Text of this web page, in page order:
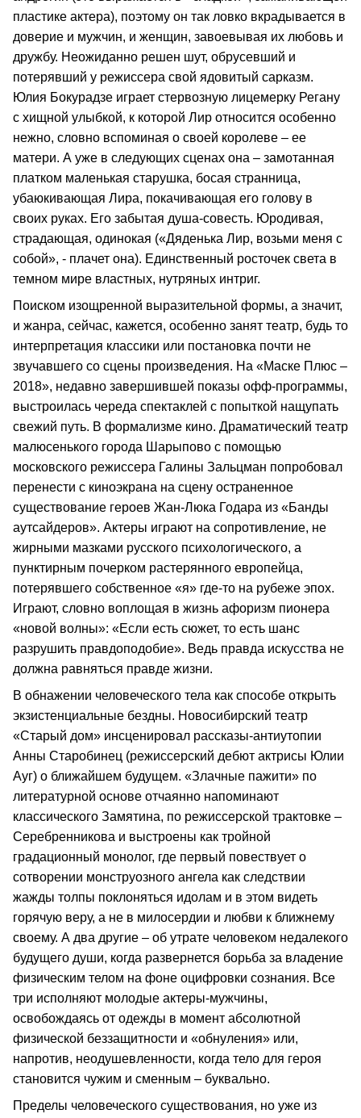
пластике актера), поэтому он так ловко вкрадывается в
доверие и мужчин, и женщин, завоевывая их любовь и
дружбу. Неожиданно решен шут, обрусевший и
потерявший у режиссера свой ядовитый сарказм.
Юлия Бокурадзе играет стервозную лицемерку Регану
с хищной улыбкой, к которой Лир относится особенно
нежно, словно вспоминая о своей королеве – ее
матери. А уже в следующих сценах она – замотанная
платком маленькая старушка, босая странница,
убаюкивающая Лира, покачивающая его голову в
своих руках. Его забытая душа-совесть. Юродивая,
страдающая, одинокая («Дяденька Лир, возьми меня с
собой», - плачет она). Единственный росточек света в
темном мире властных, нутряных интриг.
Поиском изощренной выразительной формы, а значит,
и жанра, сейчас, кажется, особенно занят театр, будь то
интерпретация классики или постановка почти не
звучавшего со сцены произведения. На «Маске Плюс –
2018», недавно завершившей показы офф-программы,
выстроилась череда спектаклей с попыткой нащупать
свежий путь. В формализме кино. Драматический театр
малюсенького города Шарыпово с помощью
московского режиссера Галины Зальцман попробовал
перенести с киноэкрана на сцену остраненное
существование героев Жан-Люка Годара из «Банды
аутсайдеров». Актеры играют на сопротивление, не
жирными мазками русского психологического, а
пунктирным почерком растерянного европейца,
потерявшего собственное «я» где-то на рубеже эпох.
Играют, словно воплощая в жизнь афоризм пионера
«новой волны»: «Если есть сюжет, то есть шанс
разрушить правдоподобие». Ведь правда искусства не
должна равняться правде жизни.
В обнажении человеческого тела как способе открыть
экзистенциальные бездны. Новосибирский театр
«Старый дом» инсценировал рассказы-антиутопии
Анны Старобинец (режиссерский дебют актрисы Юлии
Ауг) о ближайшем будущем. «Злачные пажити» по
литературной основе отчаянно напоминают
классического Замятина, по режиссерской трактовке –
Серебренникова и выстроены как тройной
градационный монолог, где первый повествует о
сотворении монструозного ангела как следствии
жажды толпы поклоняться идолам и в этом видеть
горячую веру, а не в милосердии и любви к ближнему
своему. А два другие – об утрате человеком недалекого
будущего души, когда развернется борьба за владение
физическим телом на фоне оцифровки сознания. Все
три исполняют молодые актеры-мужчины,
освобождаясь от одежды в момент абсолютной
физической беззащитности и «обнуления» или,
напротив, неодушевленности, когда тело для героя
становится чужим и сменным – буквально.
Пределы человеческого существования, но уже из